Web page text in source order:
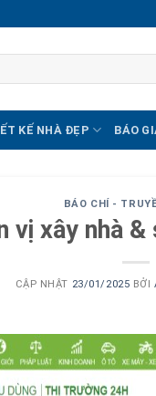
KẾ NHÀ ĐẸP BÁO
BÁO CHÍ -
vị xây nhà
CẬP NHẬT 23/01/2025 BỞI